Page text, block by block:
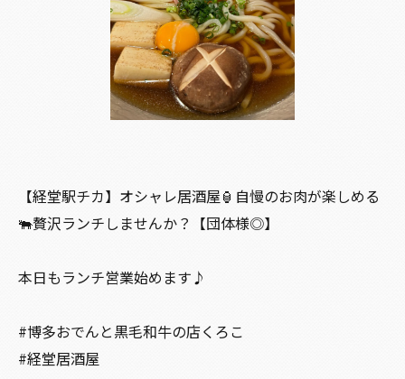
【経堂駅チカ】オシャレ居酒屋🏮自慢のお肉が楽しめる
🐃贅沢ランチしませんか？【団体様◎】
本日もランチ営業始めます♪
#博多おでんと黒毛和牛の店くろこ
#経堂居酒屋